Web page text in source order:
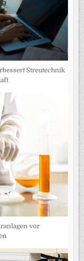
Streutechnik
vor